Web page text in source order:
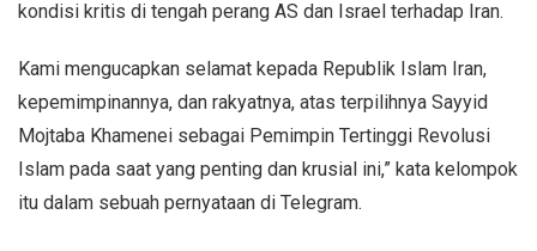
kondisi kritis di tengah perang AS dan Israel terhadap Iran.
Kami mengucapkan selamat kepada Republik Islam Iran,
kepemimpinannya, dan rakyatnya, atas terpilihnya Sayyid
Mojtaba Khamenei sebagai Pemimpin Tertinggi Revolusi
Islam pada saat yang penting dan krusial ini,” kata kelompok
itu dalam sebuah pernyataan di Telegram.